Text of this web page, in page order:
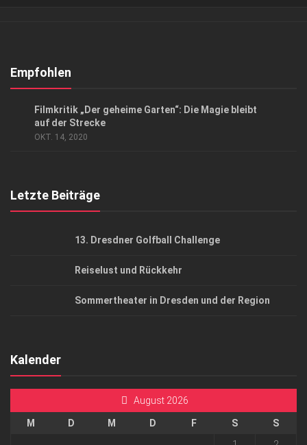
Kontakt, Impressum
Empfohlen
Filmkritik „Der geheime Garten“: Die Magie bleibt
auf der Strecke
OKT. 14, 2020
Letzte Beiträge
13. Dresdner Golfball Challenge
Reiselust und Rückkehr
Sommertheater in Dresden und der Region
Kalender
August 2026
M D M D F S
S